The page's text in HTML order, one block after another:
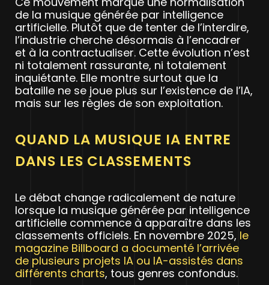
de la musique générée par intelligence
artificielle. Plutôt que de tenter de l’interdire,
l’industrie cherche désormais à l’encadrer
et à la contractualiser. Cette évolution n’est
ni totalement rassurante, ni totalement
inquiétante. Elle montre surtout que la
bataille ne se joue plus sur l’existence de l’IA,
mais sur les règles de son exploitation.
QUAND LA MUSIQUE IA ENTRE
DANS LES CLASSEMENTS
Le débat change radicalement de nature
lorsque la musique générée par intelligence
artificielle commence à apparaître dans les
classements officiels. En novembre 2025, le
magazine Billboard a documenté l’arrivée
de plusieurs projets IA ou IA-assistés dans
différents charts, tous genres confondus.